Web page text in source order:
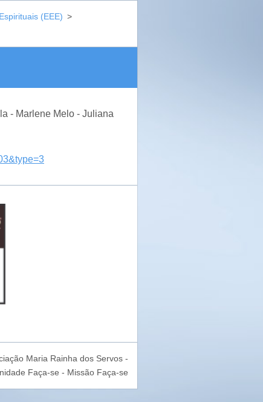
(EEE) >
- Marlene Melo - Juliana
Maria Rainha dos Servos -
Faça-se - Missão Faça-se